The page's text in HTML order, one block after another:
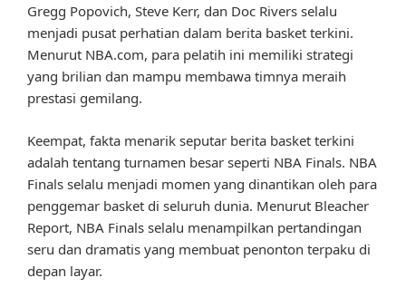
Gregg Popovich, Steve Kerr, dan Doc Rivers selalu
menjadi pusat perhatian dalam berita basket terkini.
Menurut NBA.com, para pelatih ini memiliki strategi
yang brilian dan mampu membawa timnya meraih
prestasi gemilang.
Keempat, fakta menarik seputar berita basket terkini
adalah tentang turnamen besar seperti NBA Finals. NBA
Finals selalu menjadi momen yang dinantikan oleh para
penggemar basket di seluruh dunia. Menurut Bleacher
Report, NBA Finals selalu menampilkan pertandingan
seru dan dramatis yang membuat penonton terpaku di
depan layar.